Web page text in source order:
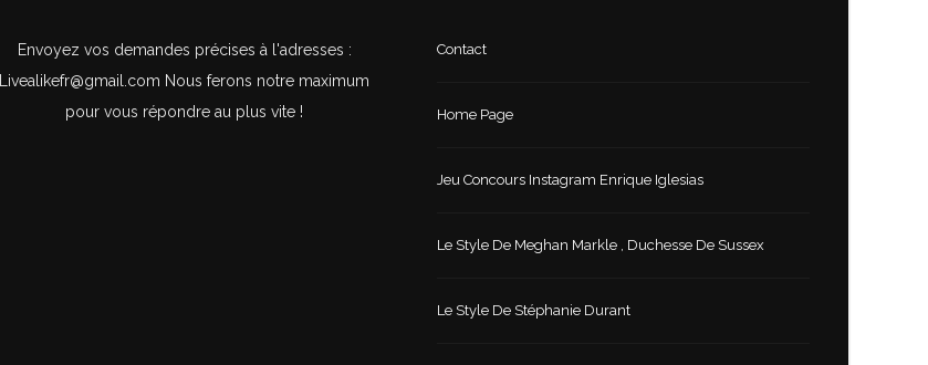
Envoyez vos demandes précises à l'adresses :
Livealikefr@gmail.com Nous ferons notre maximum
pour vous répondre au plus vite !
Contact
Home Page
Jeu Concours Instagram Enrique Iglesias
Le Style De Meghan Markle , Duchesse De Sussex
Le Style De Stéphanie Durant